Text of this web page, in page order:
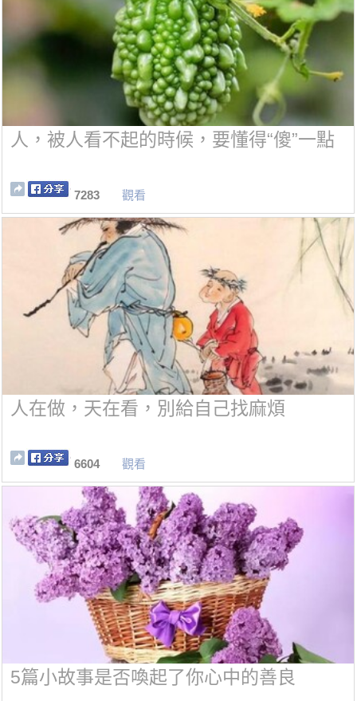
人，被人看不起的時候，要懂得“傻”一點
7283 觀看
人在做，天在看，別給自己找麻煩
6604 觀看
5篇小故事是否喚起了你心中的善良